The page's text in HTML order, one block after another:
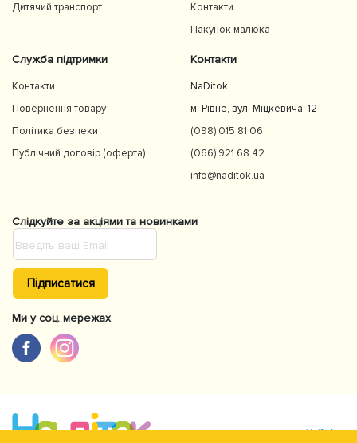
Дитячий транспорт
Контакти
Пакунок малюка
Служба підтримки
Контакти
Повернення товару
Політика безпеки
Публічний договір (оферта)
Контакти
NaDitok
м. Рівне, вул. Міцкевича, 12
(098) 015 81 06
(066) 921 68 42
info@naditok.ua
Слідкуйте за акціями та новинками
Підписатися
Ми у соц. мережах